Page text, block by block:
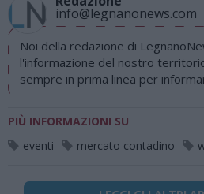
info@legnanonews.com
Noi della redazione di
l'informazione del nostro
sempre in prima linea per
PIÙ INFORMAZIONI SU
eventi
mercato contadino